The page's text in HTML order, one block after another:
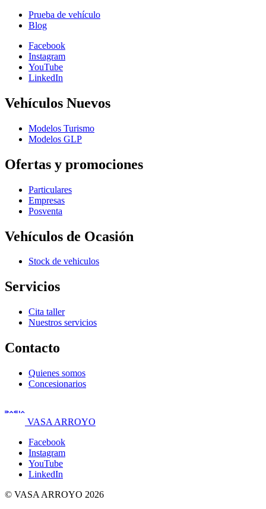
Prueba de vehículo
Blog
Facebook
Instagram
YouTube
LinkedIn
Vehículos Nuevos
Modelos Turismo
Modelos GLP
Ofertas y promociones
Particulares
Empresas
Posventa
Vehículos de Ocasión
Stock de vehiculos
Servicios
Cita taller
Nuestros servicios
Contacto
Quienes somos
Concesionarios
VASA ARROYO
Facebook
Instagram
YouTube
LinkedIn
© VASA ARROYO 2026